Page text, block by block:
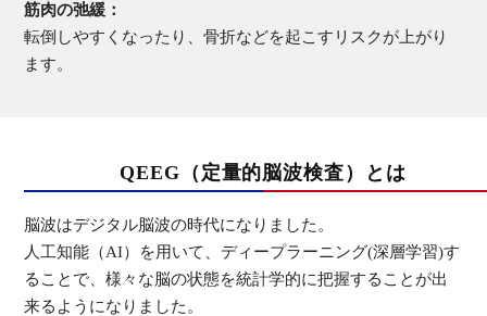
筋肉の弛緩
転倒しやすくなったり、骨折などを起こすリスクが上がり
ます。
QEEG（定量的脳波検査）とは
脳波はデジタル脳波の時代になりました。
人工知能（AI）を用いて、ディープラーニング(深層学習)す
ることで、様々な脳の状態を統計学的に把握することが出
来るようになりました。